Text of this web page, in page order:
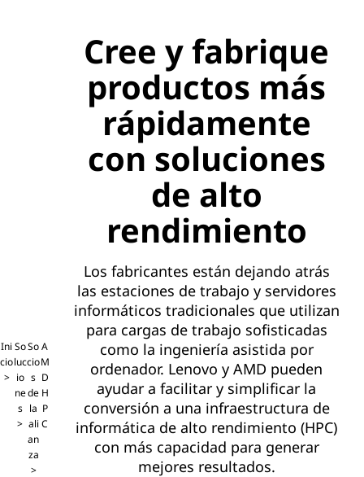
Ini
cio
So
luc
io
ne
s
So
cio
s
de
la
ali
an
za
A
M
D
H
P
C
Cree y fabrique
productos más
rápidamente
con soluciones
de alto
rendimiento
Los fabricantes están dejando atrás
las estaciones de trabajo y servidores
informáticos tradicionales que utilizan
para cargas de trabajo sofisticadas
como la ingeniería asistida por
ordenador. Lenovo y AMD pueden
ayudar a facilitar y simplificar la
conversión a una infraestructura de
informática de alto rendimiento (HPC)
con más capacidad para generar
mejores resultados.